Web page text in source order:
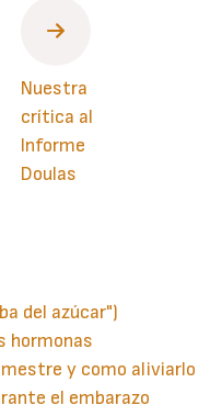
Nuestra
crítica al
Informe
Doulas
del azúcar")
hormonas
y como aliviarlo
el embarazo